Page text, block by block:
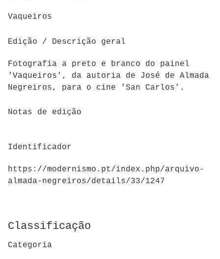
Vaqueiros
Edição / Descrição geral
Fotografia a preto e branco do painel
'Vaqueiros', da autoria de José de Almada
Negreiros, para o cine 'San Carlos'.
Notas de edição
Identificador
https://modernismo.pt/index.php/arquivo-
almada-negreiros/details/33/1247
Classificação
Categoria